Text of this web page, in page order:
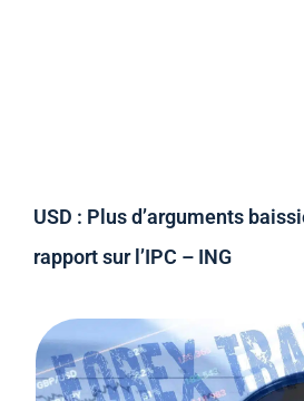
USD : Plus d’arguments
rapport sur l’IPC – ING